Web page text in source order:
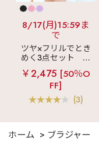
8/17(月)15:59ま
で
ツヤ×フリルでとき
めく3点セット
シ
ルキー ショートパ
ンツ 3点セット
￥2,475 [50％O
FF]
(3)
ホーム
ブラジャー